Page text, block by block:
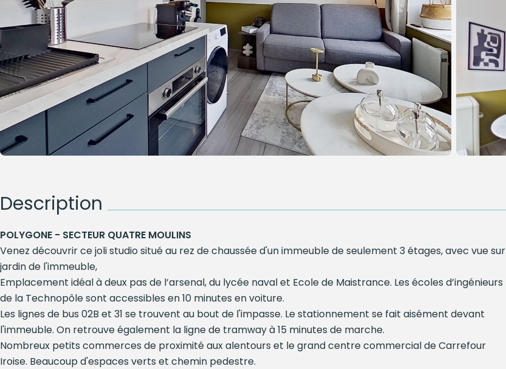
Description
POLYGONE - SECTEUR QUATRE MOULINS
Venez découvrir ce joli studio situé au rez de chaussée d'un immeuble de seulement 3 étages, avec vue sur
jardin de l'immeuble,
Emplacement idéal à deux pas de l’arsenal, du lycée naval et Ecole de Maistrance. Les écoles d’ingénieurs
de la Technopôle sont accessibles en 10 minutes en voiture.
Les lignes de bus 02B et 31 se trouvent au bout de l'impasse. Le stationnement se fait aisément devant
l'immeuble. On retrouve également la ligne de tramway à 15 minutes de marche.
Nombreux petits commerces de proximité aux alentours et le grand centre commercial de Carrefour
Iroise. Beaucoup d'espaces verts et chemin pedestre.